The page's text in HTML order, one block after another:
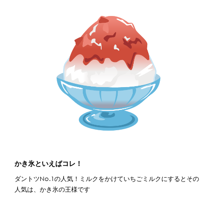
かき氷といえばコレ！
ダントツNo.1の人気！ミルクをかけていちごミルクにするとその
人気は、かき氷の王様です